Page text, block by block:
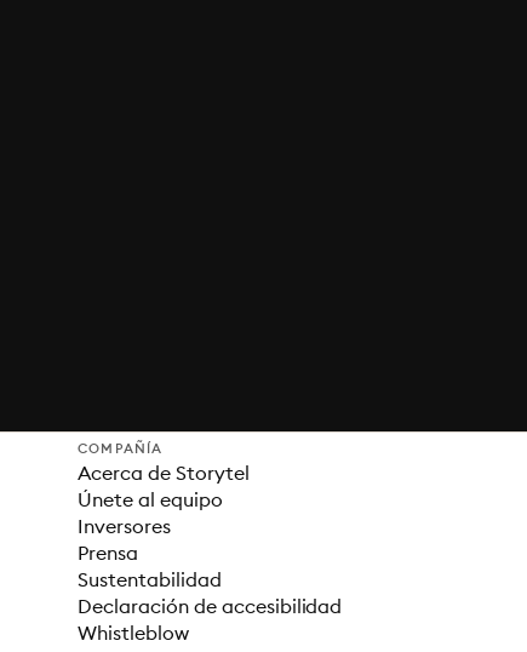
COMPAÑÍA
Acerca de Storytel
Únete al equipo
Inversores
Prensa
Sustentabilidad
Declaración de accesibilidad
Whistleblow